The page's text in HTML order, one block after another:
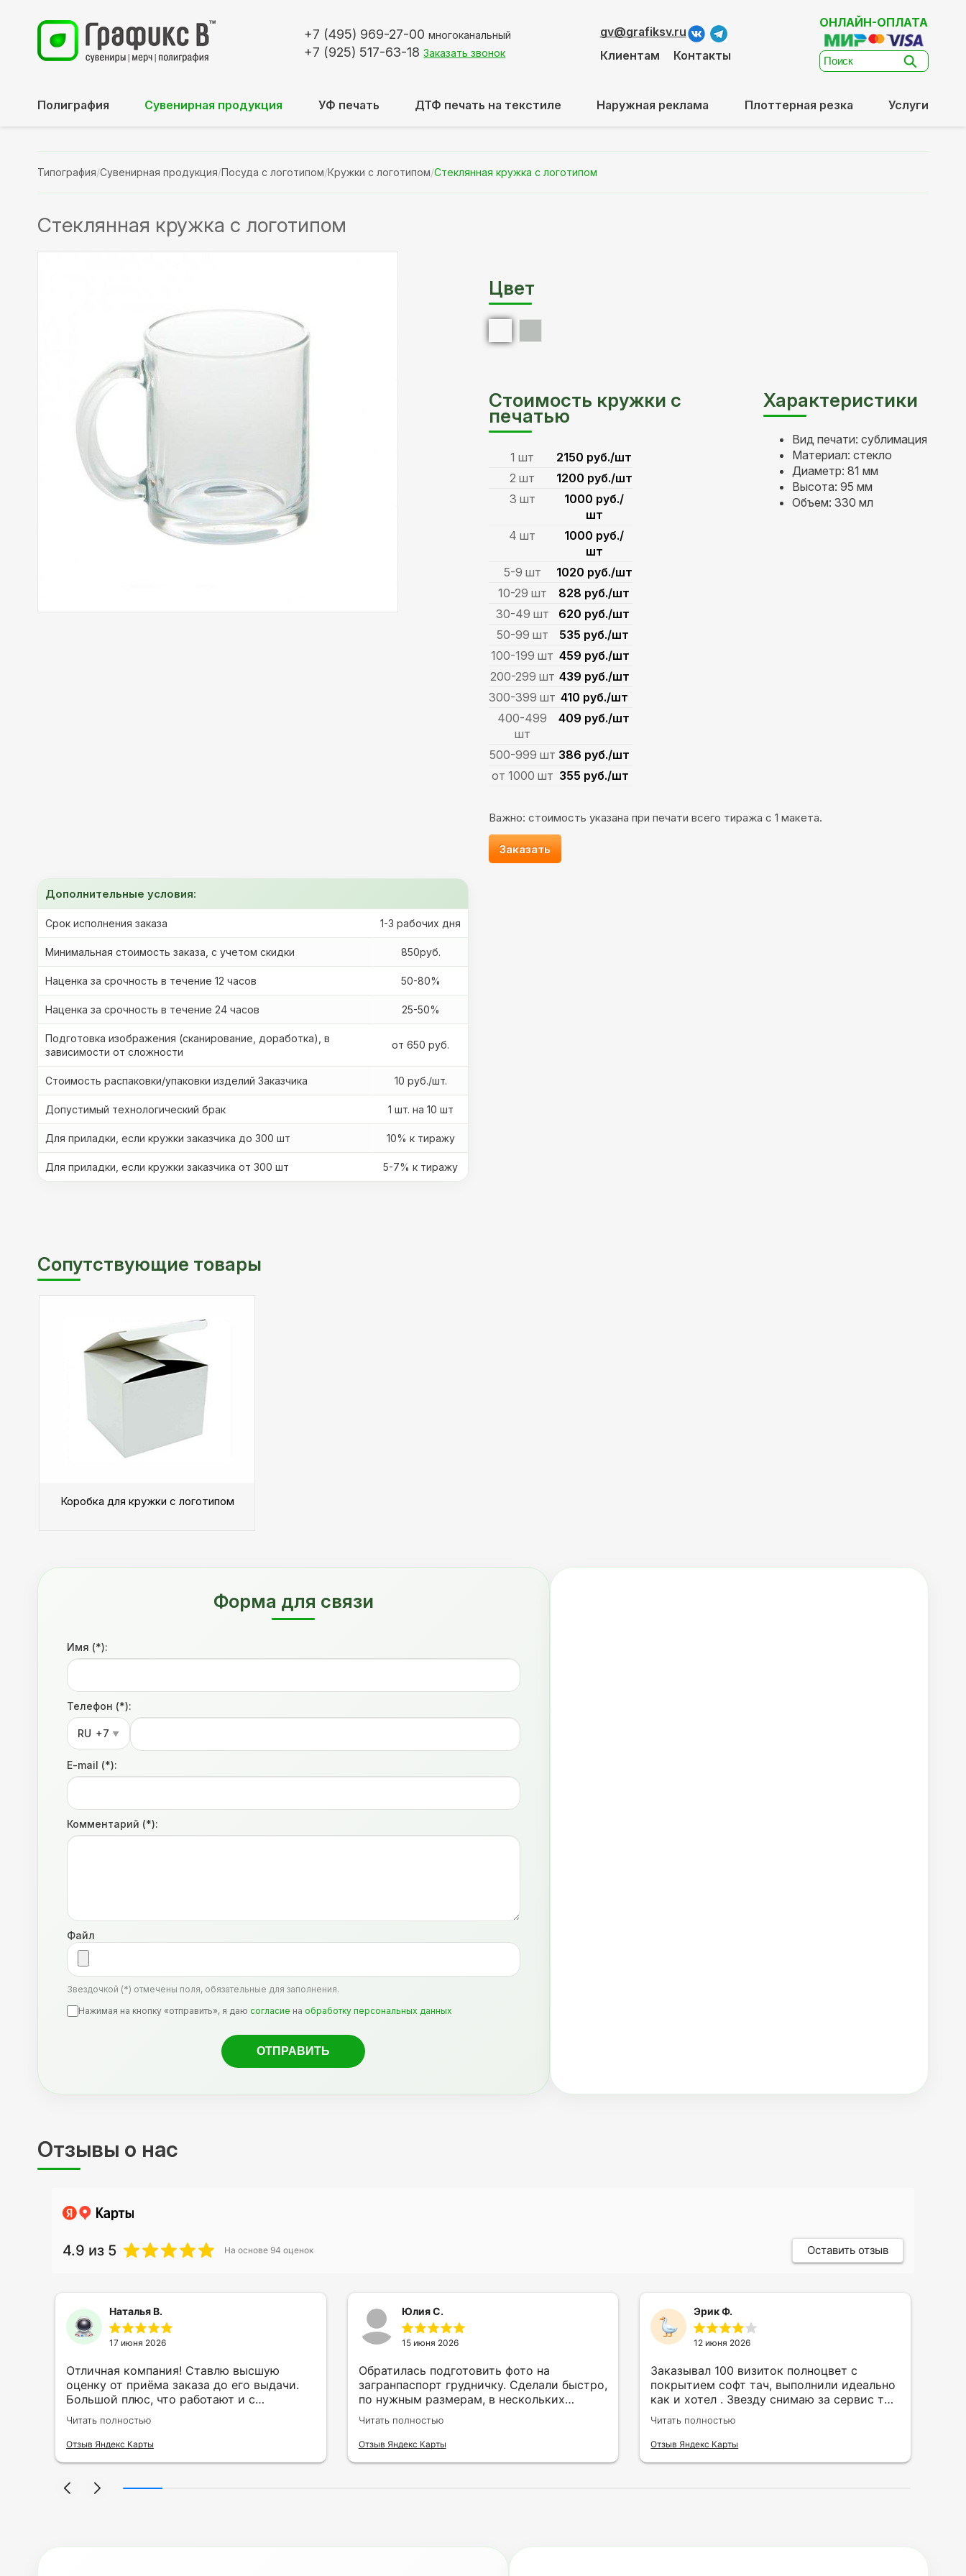
+7 (495) 969-27-00 многоканальный
+7 (925) 517-63-18 Заказать звонок
gv@grafiksv.ru
Клиентам
Контакты
ОНЛАЙН-ОПЛАТА
Полиграфия Сувенирная продукция УФ печать ДТФ печать на текстиле Наружная реклама Плоттерная резка Услуги
Типография/Сувенирная продукция/Посуда с логотипом/Кружки с логотипом/Стеклянная кружка с логотипом
Стеклянная кружка с логотипом
Цвет
Стоимость кружки с
печатью
1 шт
2150 руб./шт
2 шт
1200 руб./шт
3 шт
1000 руб./
шт
4 шт
1000 руб./
шт
5-9 шт
1020 руб./шт
10-29 шт
828 руб./шт
30-49 шт
620 руб./шт
50-99 шт
535 руб./шт
100-199 шт 459 руб./шт
200-299 шт 439 руб./шт
300-399 шт 410 руб./шт
400-499
шт
409 руб./шт
500-999 шт 386 руб./шт
от 1000 шт 355 руб./шт
Характеристики
Вид печати: сублимация
Материал: стекло
Диаметр: 81 мм
Высота: 95 мм
Объем: 330 мл
Важно: стоимость указана при печати всего тиража с 1 макета.
Заказать
Дополнительные условия:
Срок исполнения заказа 1-3 рабочих дня
Минимальная стоимость заказа, с учетом скидки 850руб.
Наценка за срочность в течение 12 часов 50-80%
Наценка за срочность в течение 24 часов 25-50%
Подготовка изображения (сканирование, доработка), в
зависимости от сложности
от 650 руб.
Стоимость распаковки/упаковки изделий Заказчика 10 руб./шт.
Допустимый технологический брак 1 шт. на 10 шт
Для приладки, если кружки заказчика до 300 шт 10% к тиражу
Для приладки, если кружки заказчика от 300 шт 5-7% к тиражу
Сопутствующие товары
Коробка для кружки с логотипом
Форма для связи
Имя (*):
Телефон (*):
RU +7 ▼
E-mail (*):
Комментарий (*):
Файл
Звездочкой (*) отмечены поля, обязательные для заполнения.
Нажимая на кнопку «отправить», я даю согласие на обработку персональных данных
Отзывы о нас
4.9 из 5 На основе 94 оценок Оставить отзыв
Наталья В.
17 июня 2026
Отличная компания! Ставлю высшую
оценку от приёма заказа до его выдачи.
Большой плюс, что работают и с
индивидуальными заказами. Нелбходимо
было нанести принт на кружку в подарок.
Заказ был исполнен оперативно и ооочень
спасибо Евгении за терпеливость,
Читать полностью
Отзыв Яндекс Карты
Юлия С.
15 июня 2026
Обратилась подготовить фото на
загранпаспорт грудничку. Сделали быстро,
по нужным размерам, в нескольких
вариантах и цветах.
Читать полностью
Отзыв Яндекс Карты
Эрик Ф.
12 июня 2026
Заказывал 100 визиток полноцвет с
покрытием софт тач, выполнили идеально
как и хотел . Звезду снимаю за сервис так
как в первый день приехал за 30 мин до
закрытия а на месте никого не было.
Читать полностью
Отзыв Яндекс Карты